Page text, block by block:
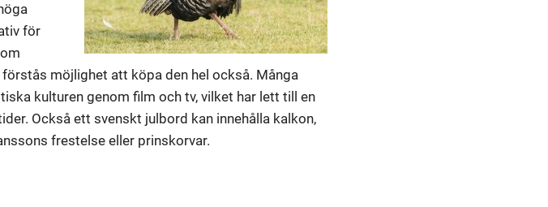
för
möjlighet att köpa den hel också. Många
kulturen genom film och tv, vilket har lett till en
Också ett svenskt julbord kan innehålla kalkon,
frestelse eller prinskorvar.